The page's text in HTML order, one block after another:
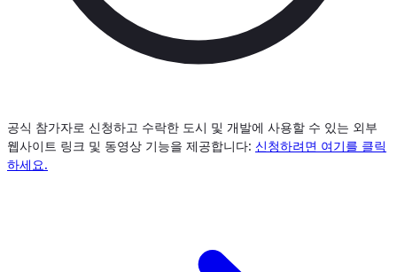
공식 참가자로 신청하고 수락한 도시 및 개발에 사용할 수 있는 외부
웹사이트 링크 및 동영상 기능을 제공합니다: 신청하려면 여기를 클릭
하세요.